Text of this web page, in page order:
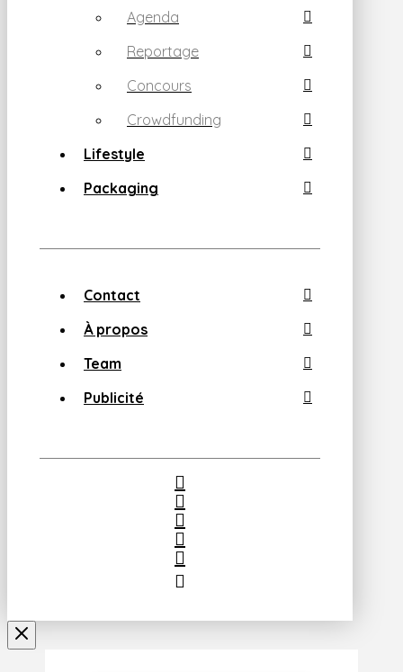
Agenda
Reportage
Concours
Crowdfunding
Lifestyle
Packaging
Contact
À propos
Team
Publicité